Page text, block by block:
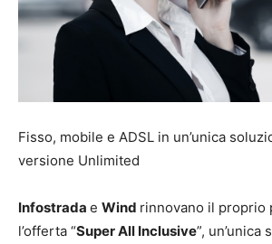
Fisso, mobile e ADSL in un’unica
versione Unlimited
Infostrada e Wind rinnovano il proprio
l’offerta “Super All Inclusive”, un’unica